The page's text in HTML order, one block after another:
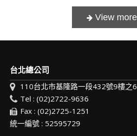
台北總公司
110台北市基隆路一段432號9樓之6
Tel : (02)2722-9636
Fax : (02)2725-1251
統一編號 : 52595729